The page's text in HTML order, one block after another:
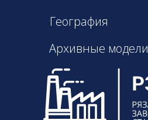
Архивные модели
География